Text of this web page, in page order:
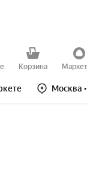
Корзина
Москва